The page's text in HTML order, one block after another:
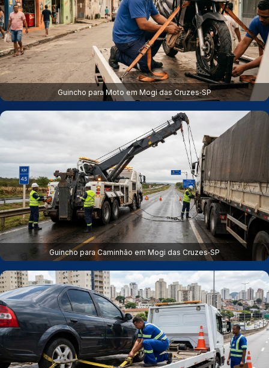
Guincho para Moto em Mogi das Cruzes‑SP
Guincho para Caminhão em Mogi das Cruzes‑SP